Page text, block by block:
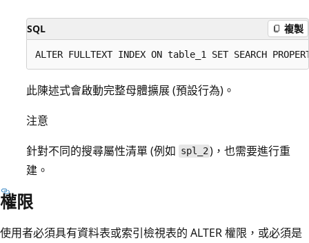
SQL 複製
此陳述式會啟動完整母體擴展 (預設行為)。
注意
針對不同的搜尋屬性清單 (例如 spl_2)，也需要進行重
建。
權限
使用者必須具有資料表或索引檢視表的 ALTER 權限，或必須是